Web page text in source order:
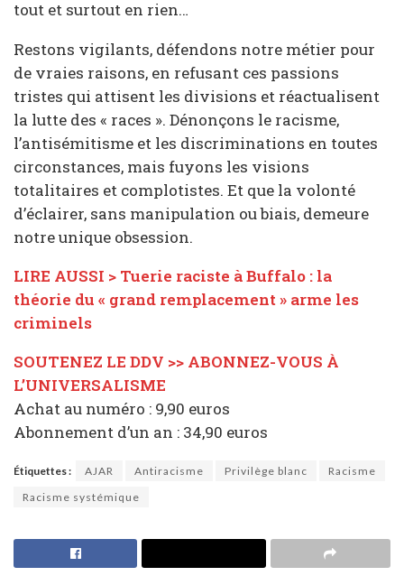
tout et surtout en rien…
Restons vigilants, défendons notre métier pour
de vraies raisons, en refusant ces passions
tristes qui attisent les divisions et réactualisent
la lutte des « races ». Dénonçons le racisme,
l’antisémitisme et les discriminations en toutes
circonstances, mais fuyons les visions
totalitaires et complotistes. Et que la volonté
d’éclairer, sans manipulation ou biais, demeure
notre unique obsession.
LIRE AUSSI > Tuerie raciste à Buffalo : la
théorie du « grand remplacement » arme les
criminels
SOUTENEZ LE DDV >> ABONNEZ-VOUS À
L’UNIVERSALISME
Achat au numéro : 9,90 euros
Abonnement d’un an : 34,90 euros
Étiquettes : AJAR Antiracisme Privilège blanc
Racisme
Racisme systémique